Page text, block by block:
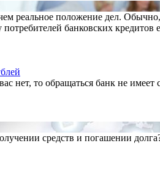
реальное положение дел.
банковских кредитов
нет, то обращаться банк не
средств и погашении